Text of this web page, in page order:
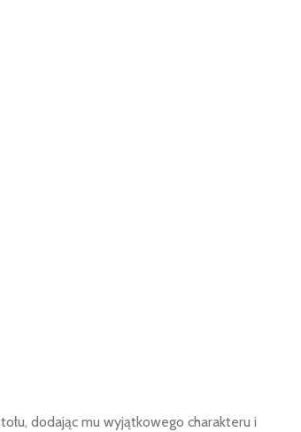
dodając mu wyjątkowego charakteru i